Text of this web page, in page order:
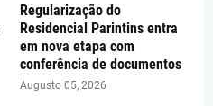
Regularização do
Residencial Parintins entra
em nova etapa com
conferência de documentos
Augusto 05, 2026